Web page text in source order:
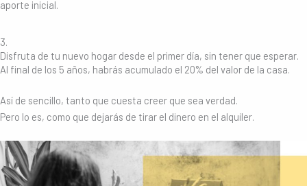
aporte inicial.
3.
Disfruta de tu nuevo hogar desde el primer día, sin tener que esperar.
Al final de los 5 años, habrás acumulado el 20% del valor de la casa.
Así de sencillo, tanto que cuesta creer que sea verdad.
Pero lo es, como que dejarás de tirar el dinero en el alquiler.